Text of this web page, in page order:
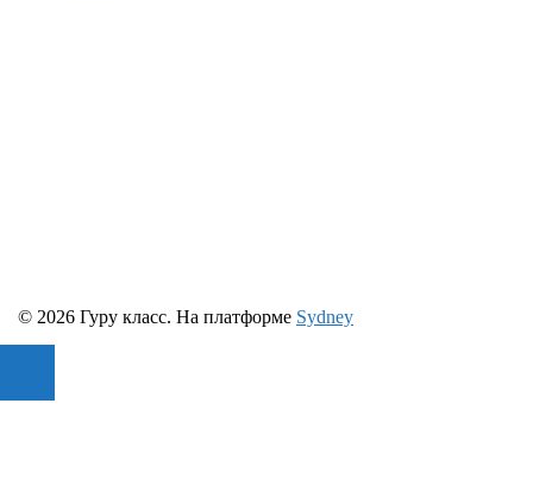
© 2026 Гуру класс. На платформе Sydney